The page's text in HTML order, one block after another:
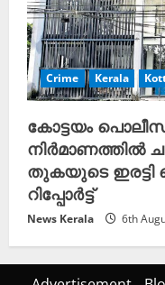
Crime Kerala
കോട്ടയം
നിർമാണത്തിൽ
തുകയുടെ ഇരട്ടി
റിപ്പോർട്ട്
News Kerala 6th